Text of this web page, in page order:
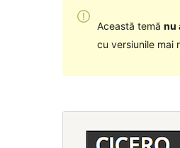
Această temă nu
cu versiunile mai